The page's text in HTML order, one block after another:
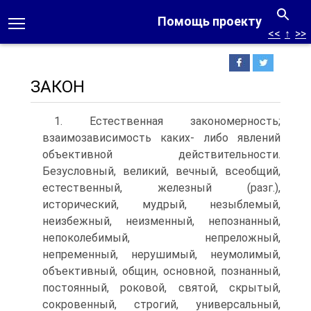
Помощь проекту
<< ↑ >>
ЗАКОН
1. Естественная закономерность;
взаимозависимость каких- либо явлений
объективной действительности.
Безусловный, великий, вечный, всеобщий,
естественный, железный (разг.),
исторический, мудрый, незыблемый,
неизбежный, неизменный, непознанный,
непоколебимый, непреложный,
непременный, нерушимый, неумолимый,
объективный, общин, основной, познанный,
постоянный, роковой, святой, скрытый,
сокровенный, строгий, универсальный,